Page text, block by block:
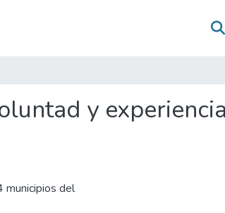
y
municipios del